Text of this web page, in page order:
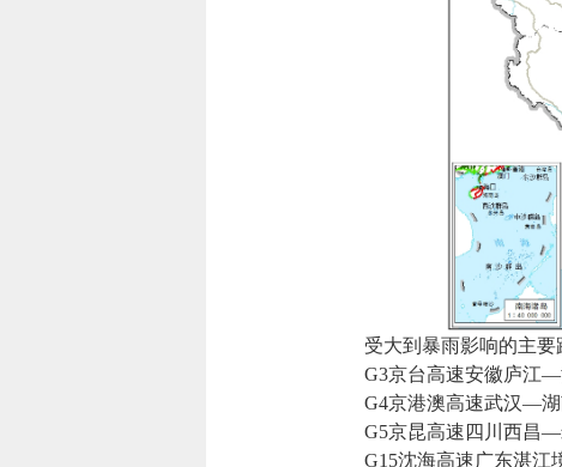
受大到暴雨影响的主要
G3京台高速安徽庐江—
G4京港澳高速武汉—湖
G5京昆高速四川西昌—
G15沈海高速广东湛江